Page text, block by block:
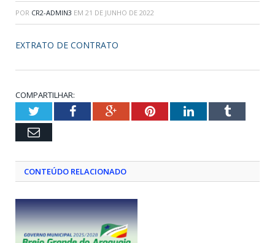
POR CR2-ADMIN3 EM 21 DE JUNHO DE 2022
EXTRATO DE CONTRATO
COMPARTILHAR:
TwitterFacebookGoogle+PinterestLinkedInTumblr
Email
CONTEÚDO RELACIONADO